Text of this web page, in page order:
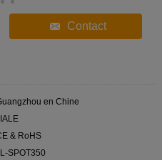
Contact
en Chine
& RoHS
SPOT350